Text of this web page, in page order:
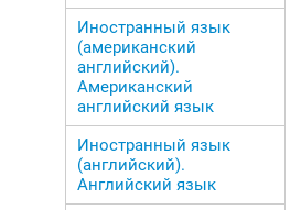
Иностранный язык
(американский
английский).
Американский
английский язык
Иностранный язык
(английский).
Английский язык